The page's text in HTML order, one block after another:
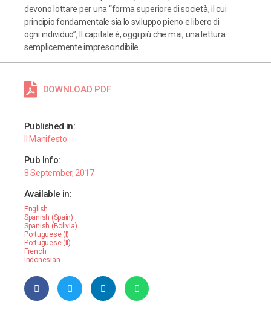
devono lottare per una “forma superiore di società, il cui
principio fondamentale sia lo sviluppo pieno e libero di
ogni individuo”, Il capitale è, oggi più che mai, una lettura
semplicemente imprescindibile.
DOWNLOAD PDF
Published in:
Il Manifesto
Pub Info:
8 September, 2017
Available in:
English
Spanish (Spain)
Spanish (Bolivia)
Portuguese (I)
Portuguese (II)
French
Indonesian